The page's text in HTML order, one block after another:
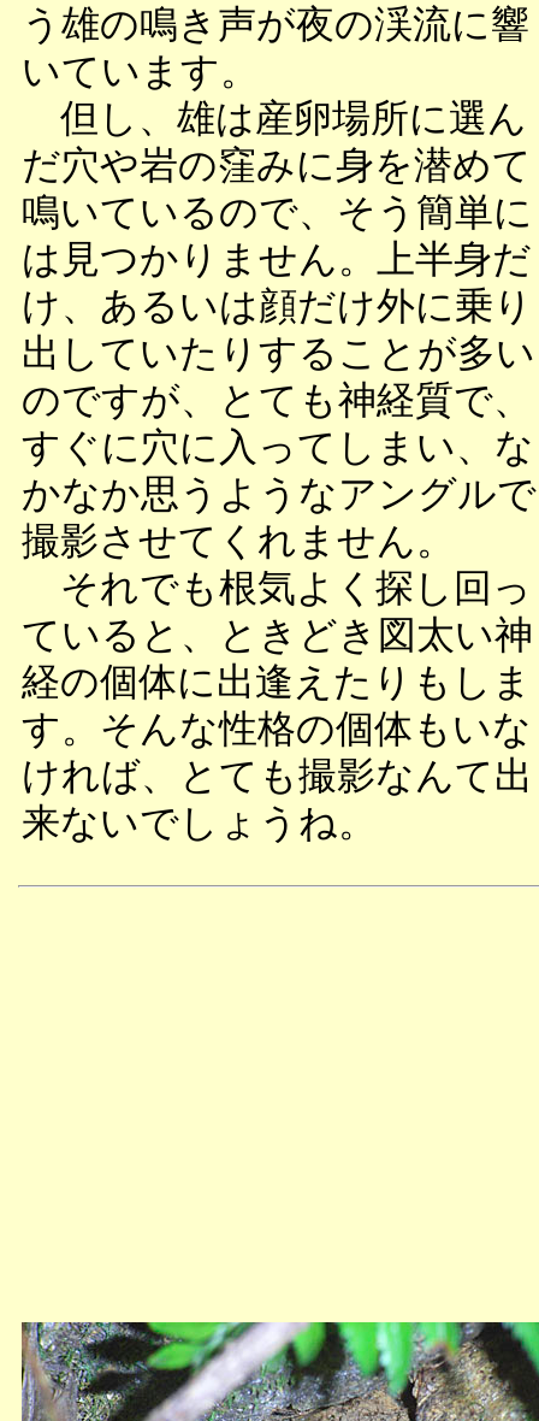
う雄の鳴き声が夜の渓流に響
いています。
但し、雄は産卵場所に選ん
だ穴や岩の窪みに身を潜めて
鳴いているので、そう簡単に
は見つかりません。上半身だ
け、あるいは顔だけ外に乗り
出していたりすることが多い
のですが、とても神経質で、
すぐに穴に入ってしまい、な
かなか思うようなアングルで
撮影させてくれません。
それでも根気よく探し回っ
ていると、ときどき図太い神
経の個体に出逢えたりもしま
す。そんな性格の個体もいな
ければ、とても撮影なんて出
来ないでしょうね。